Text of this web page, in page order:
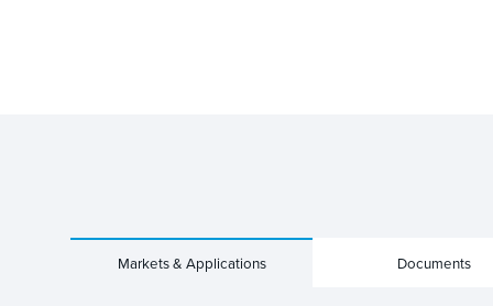
Markets & Applications Documents